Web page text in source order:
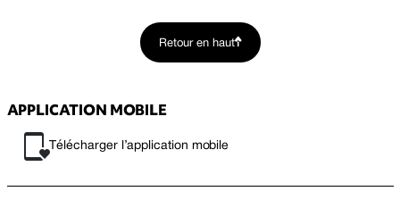
Retour en haut
APPLICATION MOBILE
Télécharger l’application mobile